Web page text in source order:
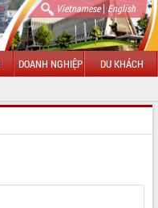
Vietnamese| English
DOANH NGHIỆP DU KHÁCH